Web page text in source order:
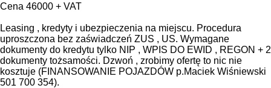
Cena 46000 + VAT
Leasing , kredyty i ubezpieczenia na miejscu. Procedura
uproszczona bez zaświadczeń ZUS , US. Wymagane
dokumenty do kredytu tylko NIP , WPIS DO EWID , REGON + 2
dokumenty tożsamości. Dzwoń , zrobimy ofertę to nic nie
kosztuje (FINANSOWANIE POJAZDÓW p.Maciek Wiśniewski
501 700 354).